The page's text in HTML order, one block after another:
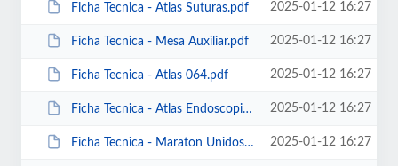
Ficha Tecnica - Atlas Suturas.pdf 2025-01-12 16:27
Ficha Tecnica - Mesa Auxiliar.pdf 2025-01-12 16:27
Ficha Tecnica - Atlas 064.pdf 2025-01-12 16:27
Ficha Tecnica - Atlas Endoscopios.pdf 2025-01-12 16:27
Ficha Tecnica - Maraton Unidosis.pdf 2025-01-12 16:27